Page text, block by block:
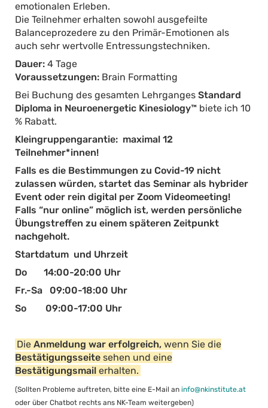
emotionalen Erleben.
Die Teilnehmer erhalten sowohl ausgefeilte
Balanceprozedere zu den Primär-Emotionen als
auch sehr wertvolle Entressungstechniken.
Dauer:4 Tage
Voraussetzungen:Brain Formatting
Bei Buchung des gesamten Lehrganges Standard
Diploma in Neuroenergetic Kinesiology™ biete ich 10
% Rabatt.
Kleingruppengarantie: maximal 12
Teilnehmer*innen!
Falls es die Bestimmungen zu Covid-19 nicht
zulassen würden, startet das Seminar als hybrider
Event oder rein digital per Zoom Videomeeting!
Falls “nur online” möglich ist, werden persönliche
Übungstreffen zu einem späteren Zeitpunkt
nachgeholt.
Startdatum und Uhrzeit
Do 14:00-20:00 Uhr
Fr.-Sa 09:00-18:00 Uhr
So 09:00-17:00 Uhr
Die Anmeldung war erfolgreich, wenn Sie die
Bestätigungsseite sehen und eine
Bestätigungsmail erhalten.
(Sollten Probleme auftreten, bitte eine E-Mail an info@nkinstitute.at
oder über Chatbot rechts ans NK-Team weitergeben)